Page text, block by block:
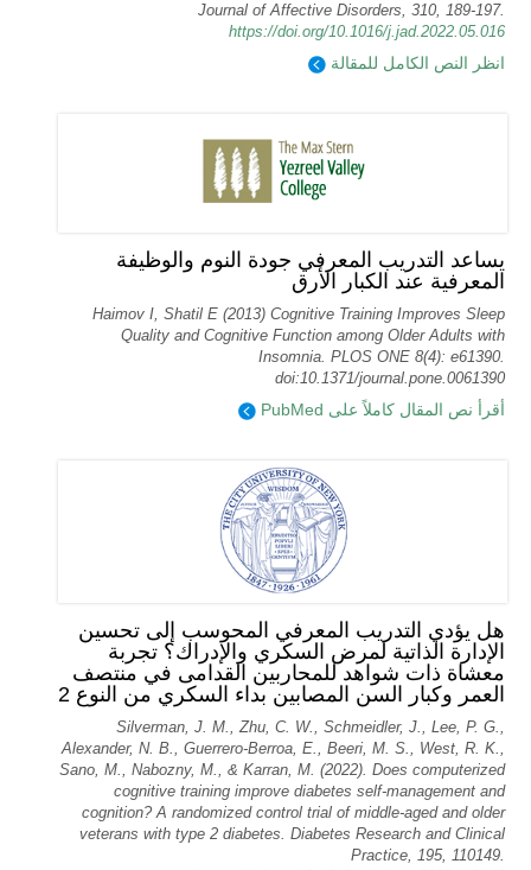
Journal of Affective Disorders, 310, 189-197.
https://doi.org/10.1016/j.jad.2022.05.016
انظر النص الكامل للمقالة
يساعد التدريب المعرفي جودة النوم والوظيفة
المعرفية عند الكبار الأرق
Haimov I, Shatil E (2013) Cognitive Training Improves Sleep
Quality and Cognitive Function among Older Adults with
Insomnia. PLOS ONE 8(4): e61390.
doi:10.1371/journal.pone.0061390
أقرأ نص المقال كاملاً على PubMed
هل يؤدي التدريب المعرفي المحوسب إلى تحسين
الإدارة الذاتية لمرض السكري والإدراك؟ تجربة
معشاة ذات شواهد للمحاربين القدامى في منتصف
العمر وكبار السن المصابين بداء السكري من النوع 2
Silverman, J. M., Zhu, C. W., Schmeidler, J., Lee, P. G.,
Alexander, N. B., Guerrero-Berroa, E., Beeri, M. S., West, R. K.,
Sano, M., Nabozny, M., & Karran, M. (2022). Does computerized
cognitive training improve diabetes self-management and
cognition? A randomized control trial of middle-aged and older
veterans with type 2 diabetes. Diabetes Research and Clinical
Practice, 195, 110149.